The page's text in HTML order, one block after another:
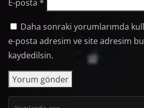
E-posta *
Daha sonraki yorumlarımda
e-posta adresim ve site adresim bu
kaydedilsin.